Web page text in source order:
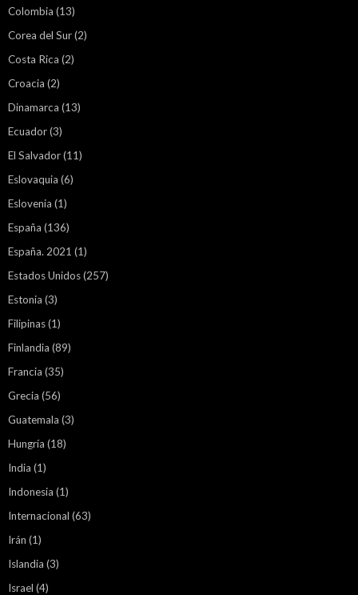
Colombia (13)
Corea del Sur(2)
Costa Rica (2)
Croacia (2)
Dinamarca (13)
Ecuador(3)
El Salvador(11)
Eslovaquia (6)
Eslovenia (1)
España (136)
España. 2021 (1)
Estados Unidos(257)
Estonia (3)
Filipinas(1)
Finlandia (89)
Francia (35)
Grecia (56)
Guatemala (3)
Hungría (18)
India (1)
Indonesia (1)
Internacional (63)
Irán (1)
Islandia (3)
Israel (4)